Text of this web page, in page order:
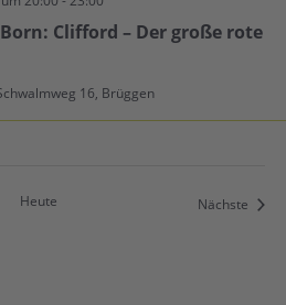
Clifford – Der große rote
16, Brüggen
Heute Nächste